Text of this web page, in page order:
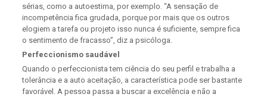
sérias, como a autoestima, por exemplo. “A sensação de
incompetência fica grudada, porque por mais que os outros
elogiem a tarefa ou projeto isso nunca é suficiente, sempre fica
o sentimento de fracasso”, diz a psicóloga.
Perfeccionismo saudável
Quando o perfeccionista tem ciência do seu perfil e trabalha a
tolerância e a auto aceitação, a característica pode ser bastante
favorável. A pessoa passa a buscar a excelência e não a